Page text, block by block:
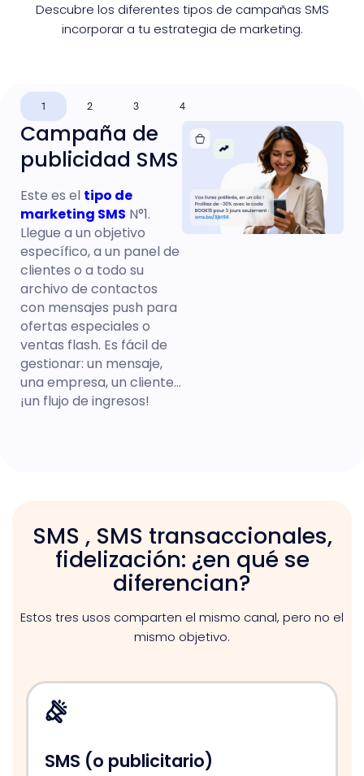
Descubre los diferentes tipos de campañas SMS
incorporar a tu estrategia de marketing.
1 2 3 4
Campaña de
publicidad SMS
Este es el tipo de
marketing SMS N°1.
Llegue a un objetivo
específico, a un panel de
clientes o a todo su
archivo de contactos
con mensajes push para
ofertas especiales o
ventas flash. Es fácil de
gestionar: un mensaje,
una empresa, un cliente...
¡un flujo de ingresos!
SMS , SMS transaccionales,
fidelización: ¿en qué se
diferencian?
Estos tres usos comparten el mismo canal, pero no el
mismo objetivo.
SMS (o publicitario)